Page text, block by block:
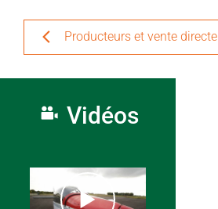
Producteurs et vente directe
Vidéos